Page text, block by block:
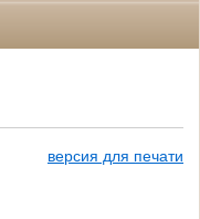
версия для печати